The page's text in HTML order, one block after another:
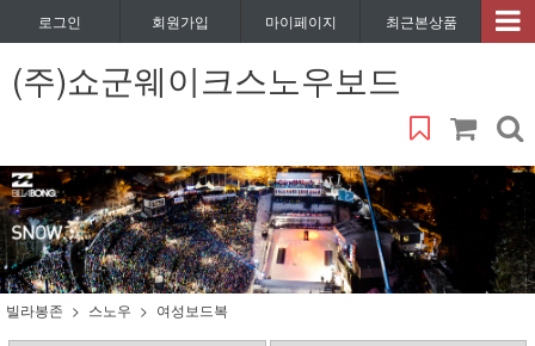
로그인 회원가입 마이페이지 최근본상품
(주)쇼군웨이크스노우보드
빌라봉존 스노우 여성보드복